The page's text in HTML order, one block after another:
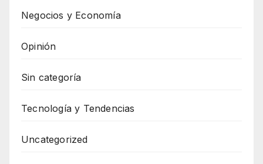
Negocios y Economía
Opinión
Sin categoría
Tecnología y Tendencias
Uncategorized